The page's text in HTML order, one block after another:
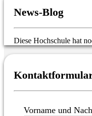
News-Blog
Diese Hochschule hat
Vorname und